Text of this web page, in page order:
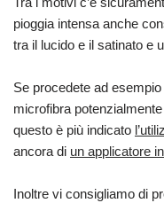
pioggia intensa anche
tra il lucido e il satinato e
Se procedete ad
microfibra
questo è più indicato
ancora di un applicatore
Inoltre vi consigliamo di